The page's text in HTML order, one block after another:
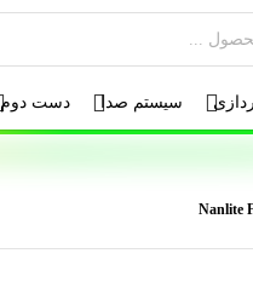
سیستم صدا دست دوم